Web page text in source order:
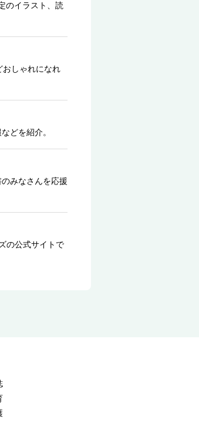
のイラスト、読
おしゃれになれ
どを紹介。
みなさんを応援
の公式サイトで